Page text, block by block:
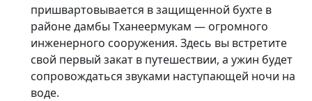
пришвартовывается в защищенной бухте в
районе дамбы Тханеермукам — огромного
инженерного сооружения. Здесь вы встретите
свой первый закат в путешествии, а ужин будет
сопровождаться звуками наступающей ночи на
воде.